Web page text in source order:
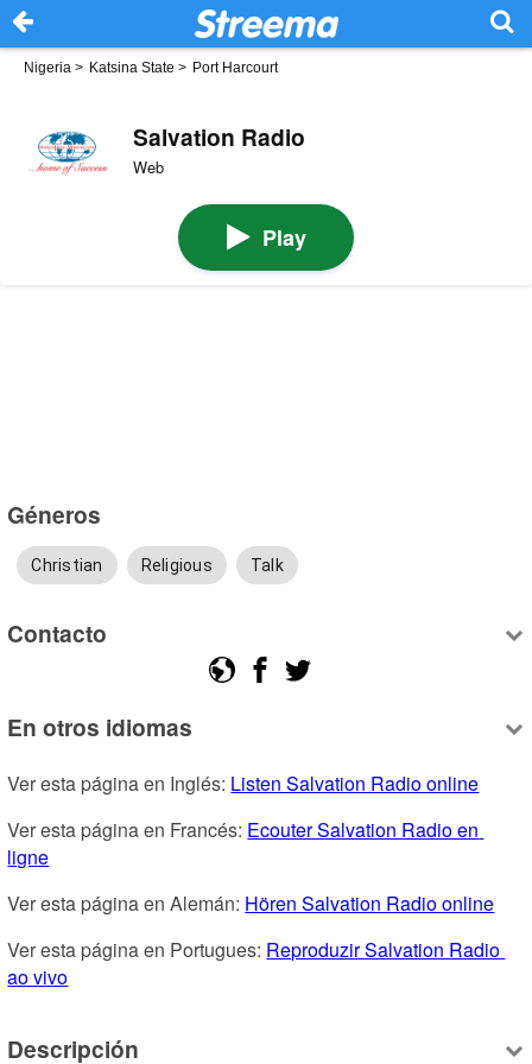
Nigeria > Katsina State > Port Harcourt
Salvation Radio
Web
Play
Géneros
Christian Religious Talk
Contacto
En otros idiomas
Ver esta página en Inglés: Listen Salvation Radio online
Ver esta página en Francés: Ecouter Salvation Radio en
ligne
Ver esta página en Alemán: Hören Salvation Radio online
Ver esta página en Portugues: Reproduzir Salvation Radio
ao vivo
Descripción